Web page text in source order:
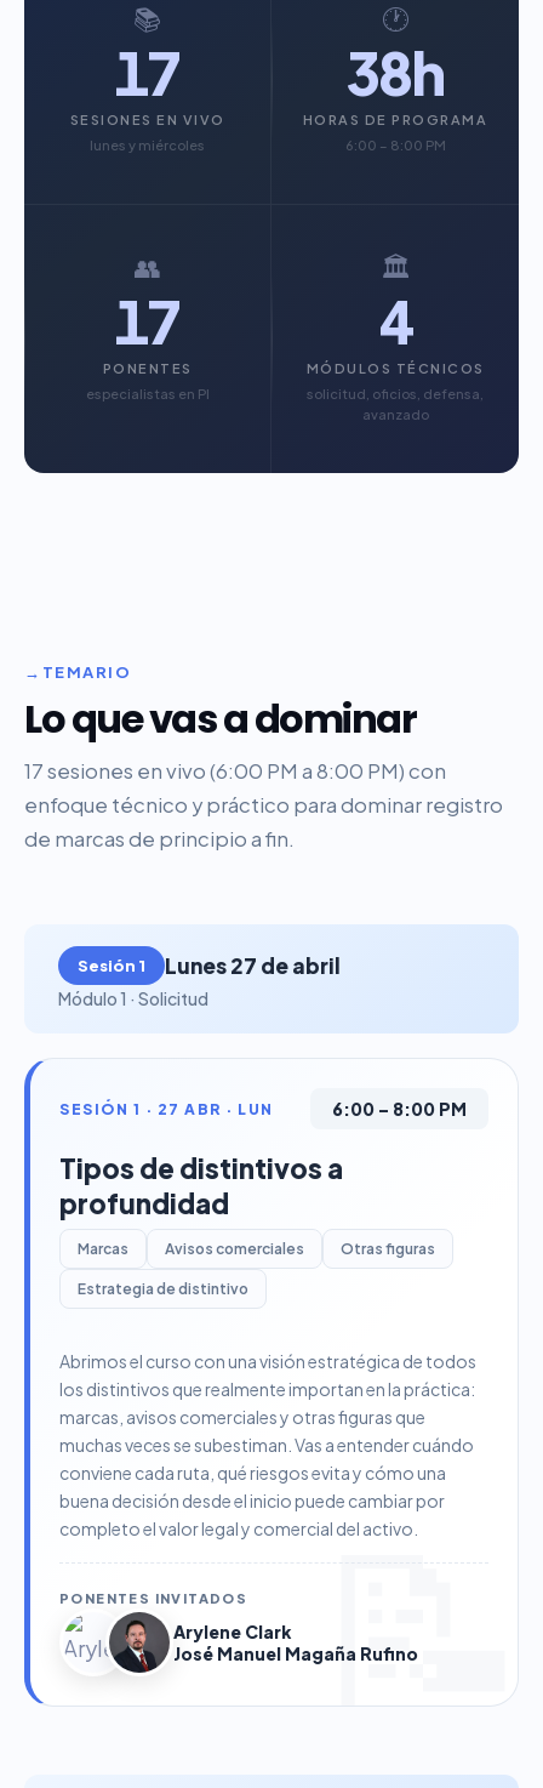
📚
17
SESIONES EN VIVO
lunes y miércoles
🕐
38h
HORAS DE PROGRAMA
6:00 – 8:00 PM
👥
17
PONENTES
especialistas en PI
🏛️
4
MÓDULOS TÉCNICOS
solicitud, oficios, defensa,
avanzado
TEMARIO
Lo que vas a dominar
17 sesiones en vivo (6:00 PM a 8:00 PM) con
enfoque técnico y práctico para dominar registro
de marcas de principio a fin.
Sesión 1 Lunes 27 de abril
Módulo 1 · Solicitud
SESIÓN 1 · 27 ABR · LUN 6:00 – 8:00 PM
Tipos de distintivos a
profundidad
Marcas Avisos comerciales Otras figuras
Estrategia de distintivo
Abrimos el curso con una visión estratégica de todos
los distintivos que realmente importan en la práctica:
marcas, avisos comerciales y otras figuras que
muchas veces se subestiman. Vas a entender cuándo
conviene cada ruta, qué riesgos evita y cómo una
buena decisión desde el inicio puede cambiar por
completo el valor legal y comercial del activo.
PONENTES INVITADOS
Arylene Clark
José Manuel Magaña Rufino